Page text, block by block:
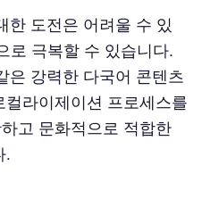
한 도전은 어려울 수 있
로 극복할 수 있습니다.
은 강력한 다국어 콘텐츠
라이제이션 프로세스를
고 문화적으로 적합한
.